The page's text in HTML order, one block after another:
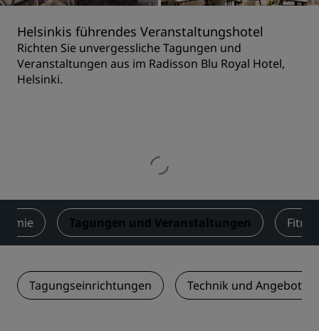
Helsinkis führendes Veranstaltungshotel
Richten Sie unvergessliche Tagungen und
Veranstaltungen aus im Radisson Blu Royal Hotel,
Helsinki.
Tagungen und Veranstaltungen
Tagungseinrichtungen Technik und